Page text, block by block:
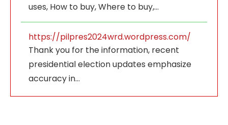
uses, How to buy, Where to buy,…
https://pilpres2024wrd.wordpress.com/
Thank you for the information, recent
presidential election updates emphasize
accuracy in…